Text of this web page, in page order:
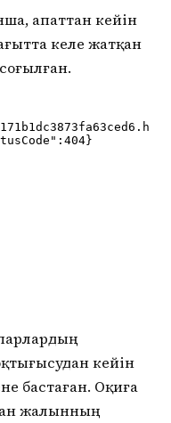
апаттан кейін
келе жатқан
кейін
бастаған. Оқиға
жалынның